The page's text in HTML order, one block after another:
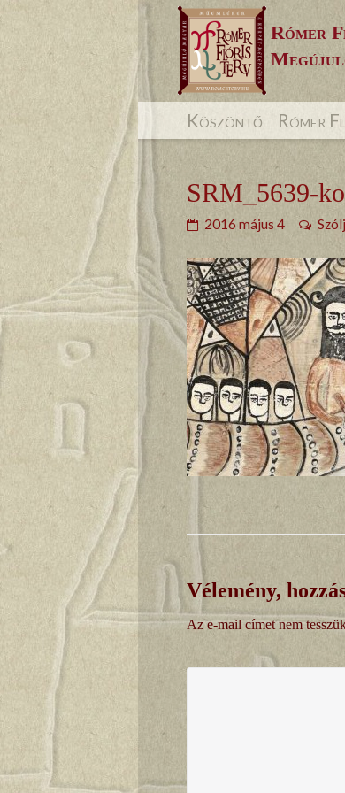
Skip
content
Rómer
Köszöntő Rómer
SRM_5639-
2016 május 4
Vélemény,
Az e-mail címet nem